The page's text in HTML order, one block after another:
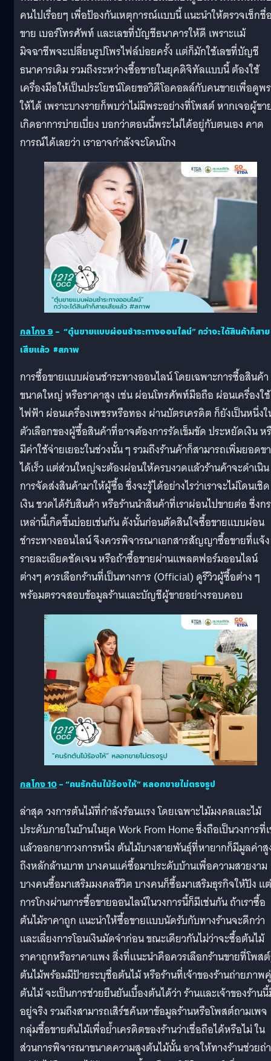
คนไปเรื่อยๆ เพื่อป้องกันเหตุการณ์แบบนี้ แนะนำให้ตรวจเช็กชื่
ขาย เบอร์โทรศัพท์ และเลขที่บัญชีธนาคารให้ดี เพราะแม้
มิจฉาชีพจะเปลี่ยนรูปโพรไฟล์บ่อยครั้ง แต่ก็มักใช้เลขที่บัญชี
ธนาคารเดิม รวมถึงระหว่างซื้อขายในยุคดิจิทัลแบบนี้ ต้องใช้
เครื่องมือให้เป็นประโยชน์โดยขอวิดีโอคอลล์กับคนขายเพื่อดูพ
ให้ได้ เพราะบางรายก็พบว่าไม่มีพระอย่างที่โพสต์ หากเจอผู้ข
เกิดอาการบ่ายเบี่ยง บอกว่าตอนนี้พระไม่ได้อยู่กับตนเอง คาด
การณ์ได้เลยว่า เราอาจกำลังจะโดนโกง
กลโกง 9 – “ตุ๋นขายแบบผ่อนชำระทางออนไลน์” กว่าจะได้สินค้าก็สาย
เสียแล้ว #สภาพ
การซื้อขายแบบผ่อนชำระทางออนไลน์ โดยเฉพาะการซื้อสินค้า
ขนาดใหญ่ หรือราคาสูง เช่น ผ่อนโทรศัพท์มือถือ ผ่อนเครื่องใช้
ไฟฟ้า ผ่อนเครื่องเพชรหรือทอง ผ่านบัตรเครดิต ก็ยังเป็นหนึ่ง
ตัวเลือกของผู้ซื้อสินค้าที่อาจต้องการรัดเข็มขัด ประหยัดเงิน ห
มีค่าใช้จ่ายเยอะในช่วงนั้น ๆ รวมถึงร้านค้าก็สามารถเพิ่มยอดข
ได้เร็ว แต่ส่วนใหญ่จะต้องผ่อนให้ครบงวดแล้วร้านค้าจะดำเนิน
การจัดส่งสินค้ามาให้ผู้ซื้อ ซึ่งจะรู้ได้อย่างไรว่าเราจะไม่โดนเชิด
เงิน ชวดได้รับสินค้า หรือร้านนำสินค้าที่เราผ่อนไปขายต่อ ซึ่ง
เหล่านี้เกิดขึ้นบ่อยเช่นกัน ดังนั้นก่อนตัดสินใจซื้อขายแบบผ่อน
ชำระทางออนไลน์ จึงควรพิจารณาเอกสารสัญญาซื้อขายที่แจ้ง
รายละเอียดชัดเจน หรือถ้าซื้อขายผ่านแพลตฟอร์มออนไลน์
ต่างๆ ควรเลือกร้านที่เป็นทางการ (Official) ดูรีวิวผู้ซื้อต่าง ๆ
พร้อมตรวจสอบข้อมูลร้านและบัญชีผู้ขายอย่างรอบคอบ
กลโกง 10 – “คนรักต้นไม้ร้องไห้” หลอกขายไม่ตรงรูป
ล่าสุด วงการต้นไม้ที่กำลังร้อนแรง โดยเฉพาะไม้มงคลและไม้
ประดับภายในบ้านในยุค Work From Home ซึ่งถือเป็นวงการที่
แล้วออกยากวงการหนึ่ง ต้นไม้บางสายพันธุ์ที่หายากก็มีมูลค่าสู
ถึงหลักล้านบาท บางคนแค่ซื้อมาประดับบ้านเพื่อความสวยงาม
บางคนซื้อมาเสริมมงคลชีวิต บางคนก็ซื้อมาเสริมธุรกิจให้ปัง แต่
การโกงผ่านการซื้อขายออนไลน์ในวงการนี้ก็มีเช่นกัน ถ้าเราซื้อ
ต้นไม้ราคาถูก แนะนำให้ซื้อขายแบบนัดรับกับทางร้านจะดีกว่า
และเลี่ยงการโอนเงินมัดจำก่อน ขณะเดียวกันไม่ว่าจะซื้อต้นไม้
ราคาถูกหรือราคาแพง สิ่งที่แนะนำคือควรเลือกร้านขายที่โพส
ต้นไม้พร้อมมีป้ายระบุชื่อต้นไม้ หรือร้านที่เจ้าของร้านถ่ายภาพคู่
ต้นไม้ จะเป็นการช่วยยืนยันเบื้องต้นได้ว่า ร้านและเจ้าของร้าน
อยู่จริง รวมถึงสามารถเสิร์ชค้นหาข้อมูลร้านหรือโพสต์ถามเพจ
กลุ่มซื้อขายต้นไม้เพื่อย้ำเครดิตของร้านว่าเชื่อถือได้หรือไม่ ใน
ส่วนการพิจารณาขนาดความสูงต้นไม้นั้น อาจให้ทางร้านช่วยถ่